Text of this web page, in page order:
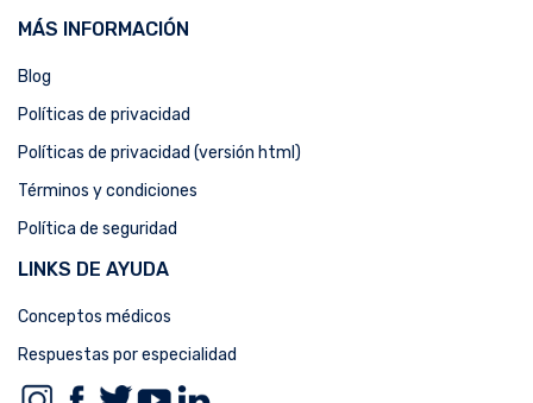
MÁS INFORMACIÓN
Blog
Políticas de privacidad
Políticas de privacidad (versión html)
Términos y condiciones
Política de seguridad
LINKS DE AYUDA
Conceptos médicos
Respuestas por especialidad